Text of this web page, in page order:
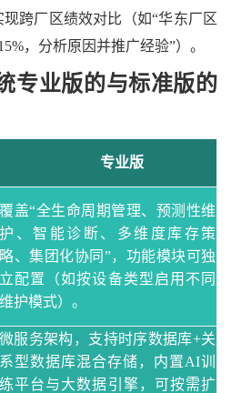
现跨厂区绩效对比（如“华东厂区
，分析原因并推广经验”）。
专业版的与标准版的
专业版
覆盖“全生命周期管理、预测性维
护、智能诊断、多维度库存策
略、集团化协同”，功能模块可独
立配置（如按设备类型启用不同
维护模式）。
微服务架构，支持时序数据库+关
系型数据库混合存储，内置AI训
练平台与大数据引擎，可按需扩